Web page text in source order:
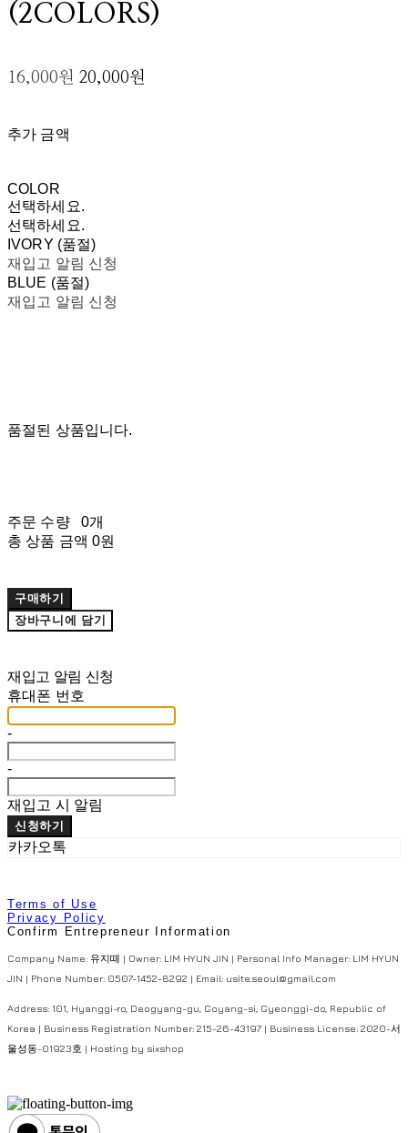
(2COLORS)
16,000원 20,000원
추가 금액
COLOR
선택하세요.
선택하세요.
IVORY (품절)
재입고 알림 신청
BLUE (품절)
재입고 알림 신청
품절된 상품입니다.
주문 수량
0개
총 상품 금액 0원
구매하기
장바구니에 담기
재입고 알림 신청
휴대폰 번호
-
-
재입고 시 알림
신청하기
카카오톡
Terms of Use
Privacy Policy
Confirm Entrepreneur Information
Company Name: 유지떼 | Owner: LIM HYUN JIN | Personal Info Manager: LIM HYUN
JIN | Phone Number: 0507-1452-8292 | Email: usite.seoul@gmail.com
Address: 101, Hyanggi-ro, Deogyang-gu, Goyang-si, Gyeonggi-do, Republic of
Korea | Business Registration Number: 215-26-43197 | Business License: 2020-서
울성동-01923호 | Hosting by sixshop